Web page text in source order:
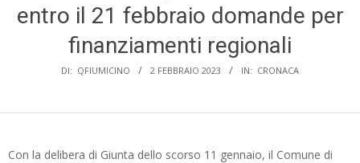
entro il 21 febbraio domande per
finanziamenti regionali
DI: QFIUMICINO 2 FEBBRAIO 2023 IN: CRONACA
Con la delibera di Giunta dello scorso 11 gennaio, il Comune di